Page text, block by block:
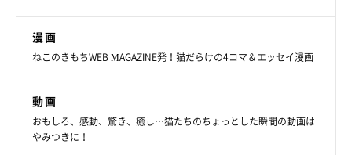
｢お昼寝するよ〜」って言うと、鳴きながら急いでついてき
て、横になった瞬間、お腹に乗ってふみふみし始めるの、ほん
と可愛い。
漫画
ねこのきもちWEB MAGAZINE発！猫だらけの4コマ＆エッセイ漫画
動画
おもしろ、感動、驚き、癒し…猫たちのちょっとした瞬間の動画は
やみつきに！